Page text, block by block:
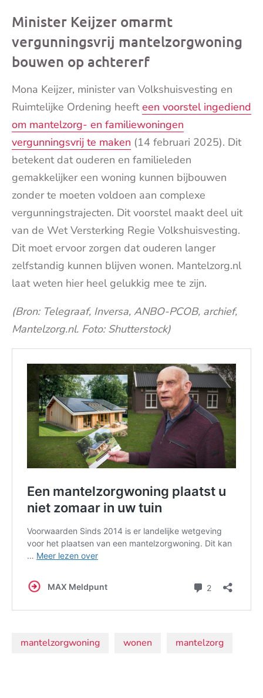
Minister Keijzer omarmt
vergunningsvrij mantelzorgwoning
bouwen op achtererf
Mona Keijzer, minister van Volkshuisvesting en
Ruimtelijke Ordening heefteen voorstel ingediend
om mantelzorg- en familiewoningen
vergunningsvrij te maken (14 februari 2025). Dit
betekent dat ouderen en familieleden
gemakkelijker een woning kunnen bijbouwen
zonder te moeten voldoen aan complexe
vergunningstrajecten. Dit voorstel maakt deel uit
van de Wet Versterking Regie Volkshuisvesting.
Dit moet ervoor zorgen dat ouderen langer
zelfstandig kunnen blijven wonen. Mantelzorg.nl
laat weten hier heel gelukkig mee te zijn.
(Bron: Telegraaf, Inversa, ANBO-PCOB, archief,
Mantelzorg.nl. Foto: Shutterstock)
Onderwerpen:
mantelzorgwoning wonen mantelzorg